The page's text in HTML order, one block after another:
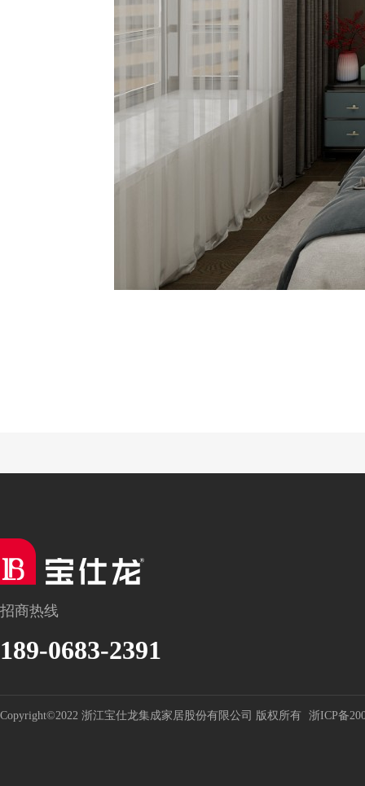
招商热线
189-0683-2391
Copyright©2022 浙江宝仕龙集成家居股份有限公司 版权所有 浙ICP备